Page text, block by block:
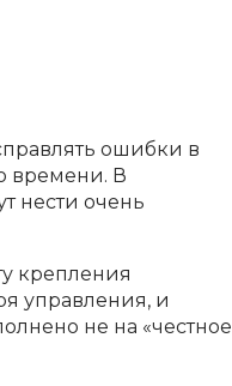
ошибки в
времени. В
нести очень
крепления
управления, и
не на «честное